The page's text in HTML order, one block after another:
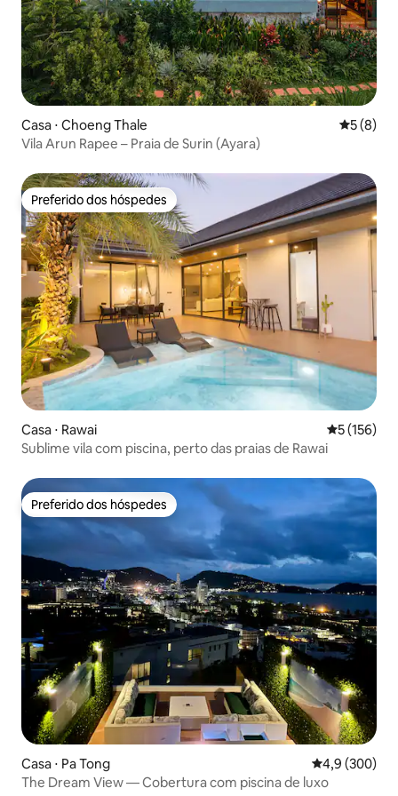
Casa ⋅ Choeng Thale 5 de
5 (8)
Vila Arun Rapee – Praia de Surin (Ayara)
Preferido dos hóspedes
Preferido dos hóspedes
Casa ⋅ Rawai 5 de uma
5 (156)
Sublime vila com piscina, perto das praias de Rawai
Preferido dos hóspedes
Preferido dos hóspedes
Casa ⋅ Pa Tong 4,9 de uma
4,9 (300)
The Dream View — Cobertura com piscina de luxo